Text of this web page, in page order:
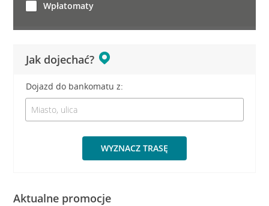
Jak dojechać?
Dojazd do bankomatu z:
WYZNACZ TRASĘ
Wpłatomaty
Aktualne promocje